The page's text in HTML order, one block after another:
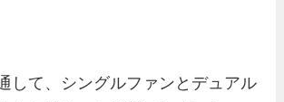
して、シングルファンとデュアル